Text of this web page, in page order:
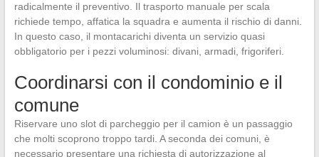
radicalmente il preventivo. Il trasporto manuale per scala
richiede tempo, affatica la squadra e aumenta il rischio di danni.
In questo caso, il montacarichi diventa un servizio quasi
obbligatorio per i pezzi voluminosi: divani, armadi, frigoriferi.
Coordinarsi con il condominio e il
comune
Riservare uno slot di parcheggio per il camion è un passaggio
che molti scoprono troppo tardi. A seconda dei comuni, è
necessario presentare una richiesta di autorizzazione al